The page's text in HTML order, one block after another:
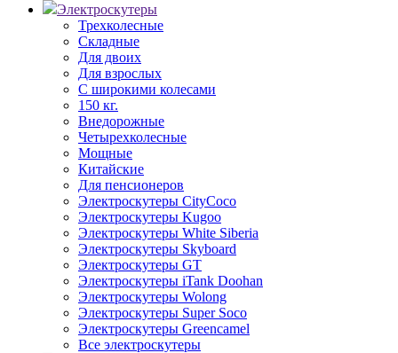
Электроскутеры
Трехколесные
Складные
Для двоих
Для взрослых
С широкими колесами
150 кг.
Внедорожные
Четырехколесные
Мощные
Китайские
Для пенсионеров
Электроскутеры CityCoco
Электроскутеры Kugoo
Электроскутеры White Siberia
Электроскутеры Skyboard
Электроскутеры GT
Электроскутеры iTank Doohan
Электроскутеры Wolong
Электроскутеры Super Soco
Электроскутеры Greencamel
Все электроскутеры